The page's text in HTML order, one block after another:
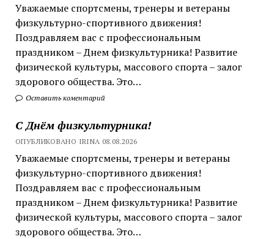
Уважаемые спортсмены, тренеры и ветераны
физкультурно-спортивного движения!
Поздравляем вас с профессиональным
праздником – Днем физкультурника! Развитие
физической культуры, массового спорта – залог
здорового общества. Это…
Оставить коментарий
С Днём физкультурника!
ОПУБЛИКОВАНО IRINA 08.08.2026
Уважаемые спортсмены, тренеры и ветераны
физкультурно-спортивного движения!
Поздравляем вас с профессиональным
праздником – Днем физкультурника! Развитие
физической культуры, массового спорта – залог
здорового общества. Это…